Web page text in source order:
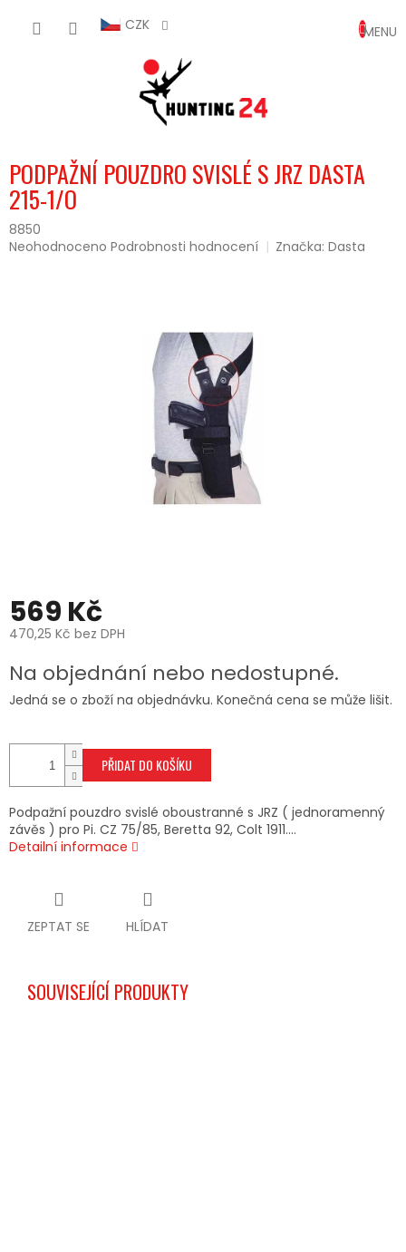
CZK
KOŠÍK
PODPAŽNÍ POUZDRO SVISLÉ S JRZ DASTA
215-1/O
8850
Průměrné
Neohodnoceno Podrobnosti hodnocení Značka:Dasta
569 Kč
470,25 Kč bez DPH
cena:
Na objednání nebo nedostupné.
Jedná se o zboží na objednávku. Konečná cena se může lišit.
PŘIDAT DO KOŠÍKU
Podpažní pouzdro svislé oboustranné s JRZ ( jednoramenný
závěs ) pro Pi. CZ 75/85, Beretta 92, Colt 1911....
Detailní informace
ZEPTAT SE HLÍDAT
SOUVISEJÍCÍ PRODUKTY